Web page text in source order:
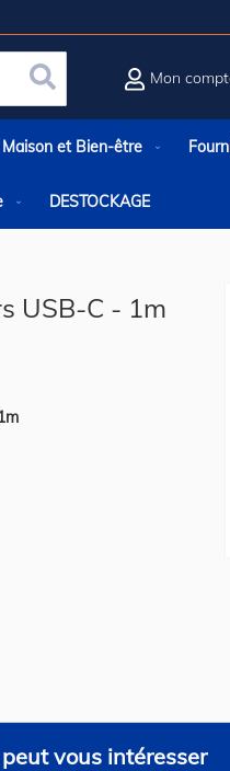
Rechercher
Mon
Maison et Bien-être
DESTOCKAGE
USB-C - 1m
vous intéresser